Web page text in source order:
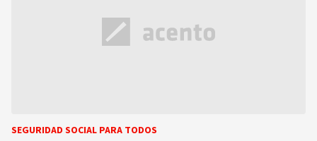
SEGURIDAD SOCIAL PARA TODOS